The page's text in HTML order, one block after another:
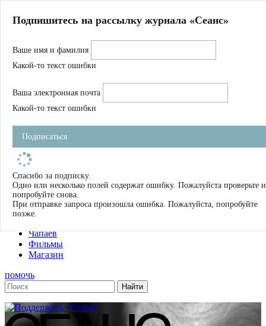
Магазин
Журнал
Школа
Устав
Фильмы
Имена
Тэги
О нас
Журнал
Книги
Чапаев
Фильмы
Магазин
помочь
Подпишитесь на рассылку журнала «Сеанс»
Ваше имя и фамилия
Какой-то текст ошибки
Ваша электронная почта
Какой-то текст ошибки
Подписаться
Спасибо за подписку.
Одно или несколько полей содержат ошибку. Пожалуйста проверьте и
попробуйте снова.
При отправке запроса произошла ошибка. Пожалуйста, попробуйте
позже.